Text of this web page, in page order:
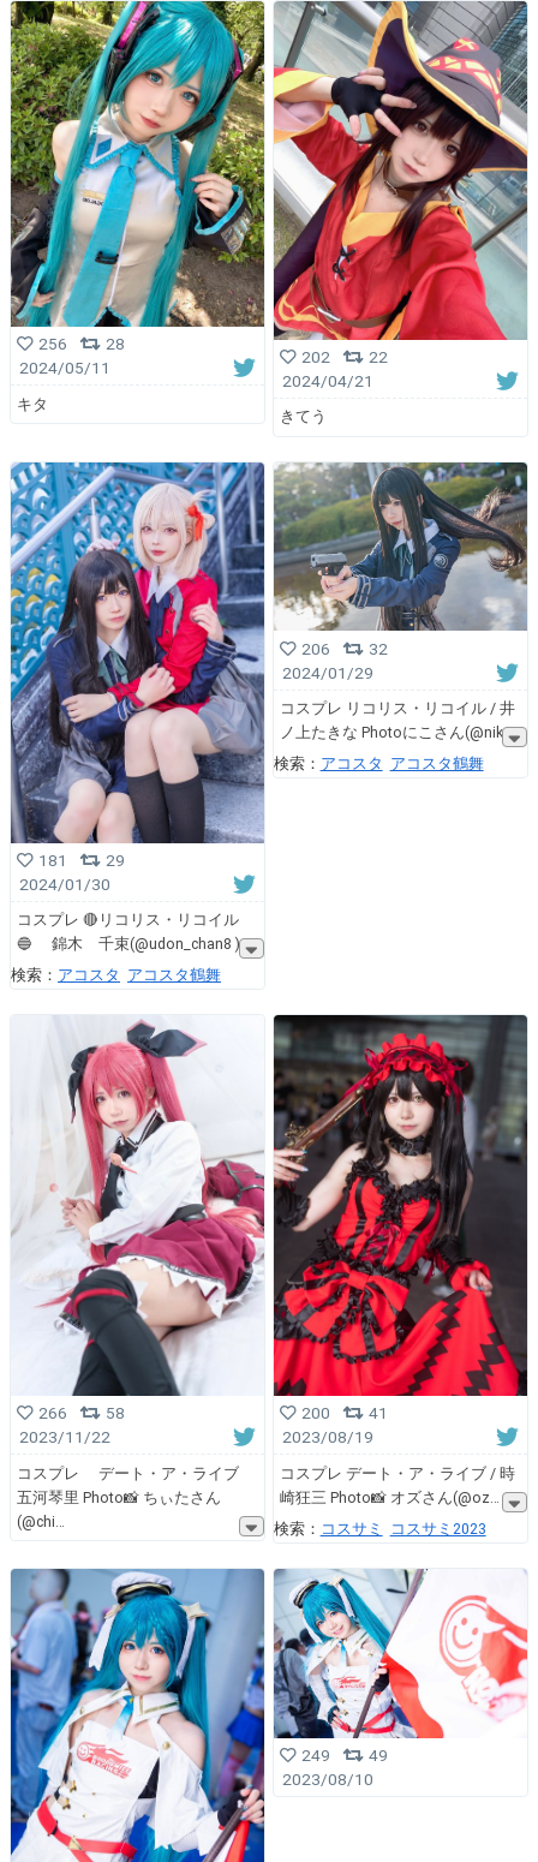
256
28
2024/05/11
キタ
202
22
2024/04/21
きてう
181
29
2024/01/30
コスプレ 🔴リコリス・リコイル
🔵 錦木 千束(@udon_chan8 )
検索： アコスタ アコスタ鶴舞
206
32
2024/01/29
コスプレ リコリス・リコイル / 井
ノ上たきな Photoにこさん(@nik
検索： アコスタ アコスタ鶴舞
266
58
2023/11/22
コスプレ デート・ア・ライブ
五河琴里 Photo📸 ちぃたさん
(@chi
200
41
2023/08/19
コスプレ デート・ア・ライブ / 時
崎狂三 Photo📸 オズさん(@oz
検索： コスサミ コスサミ2023
249
49
2023/08/10